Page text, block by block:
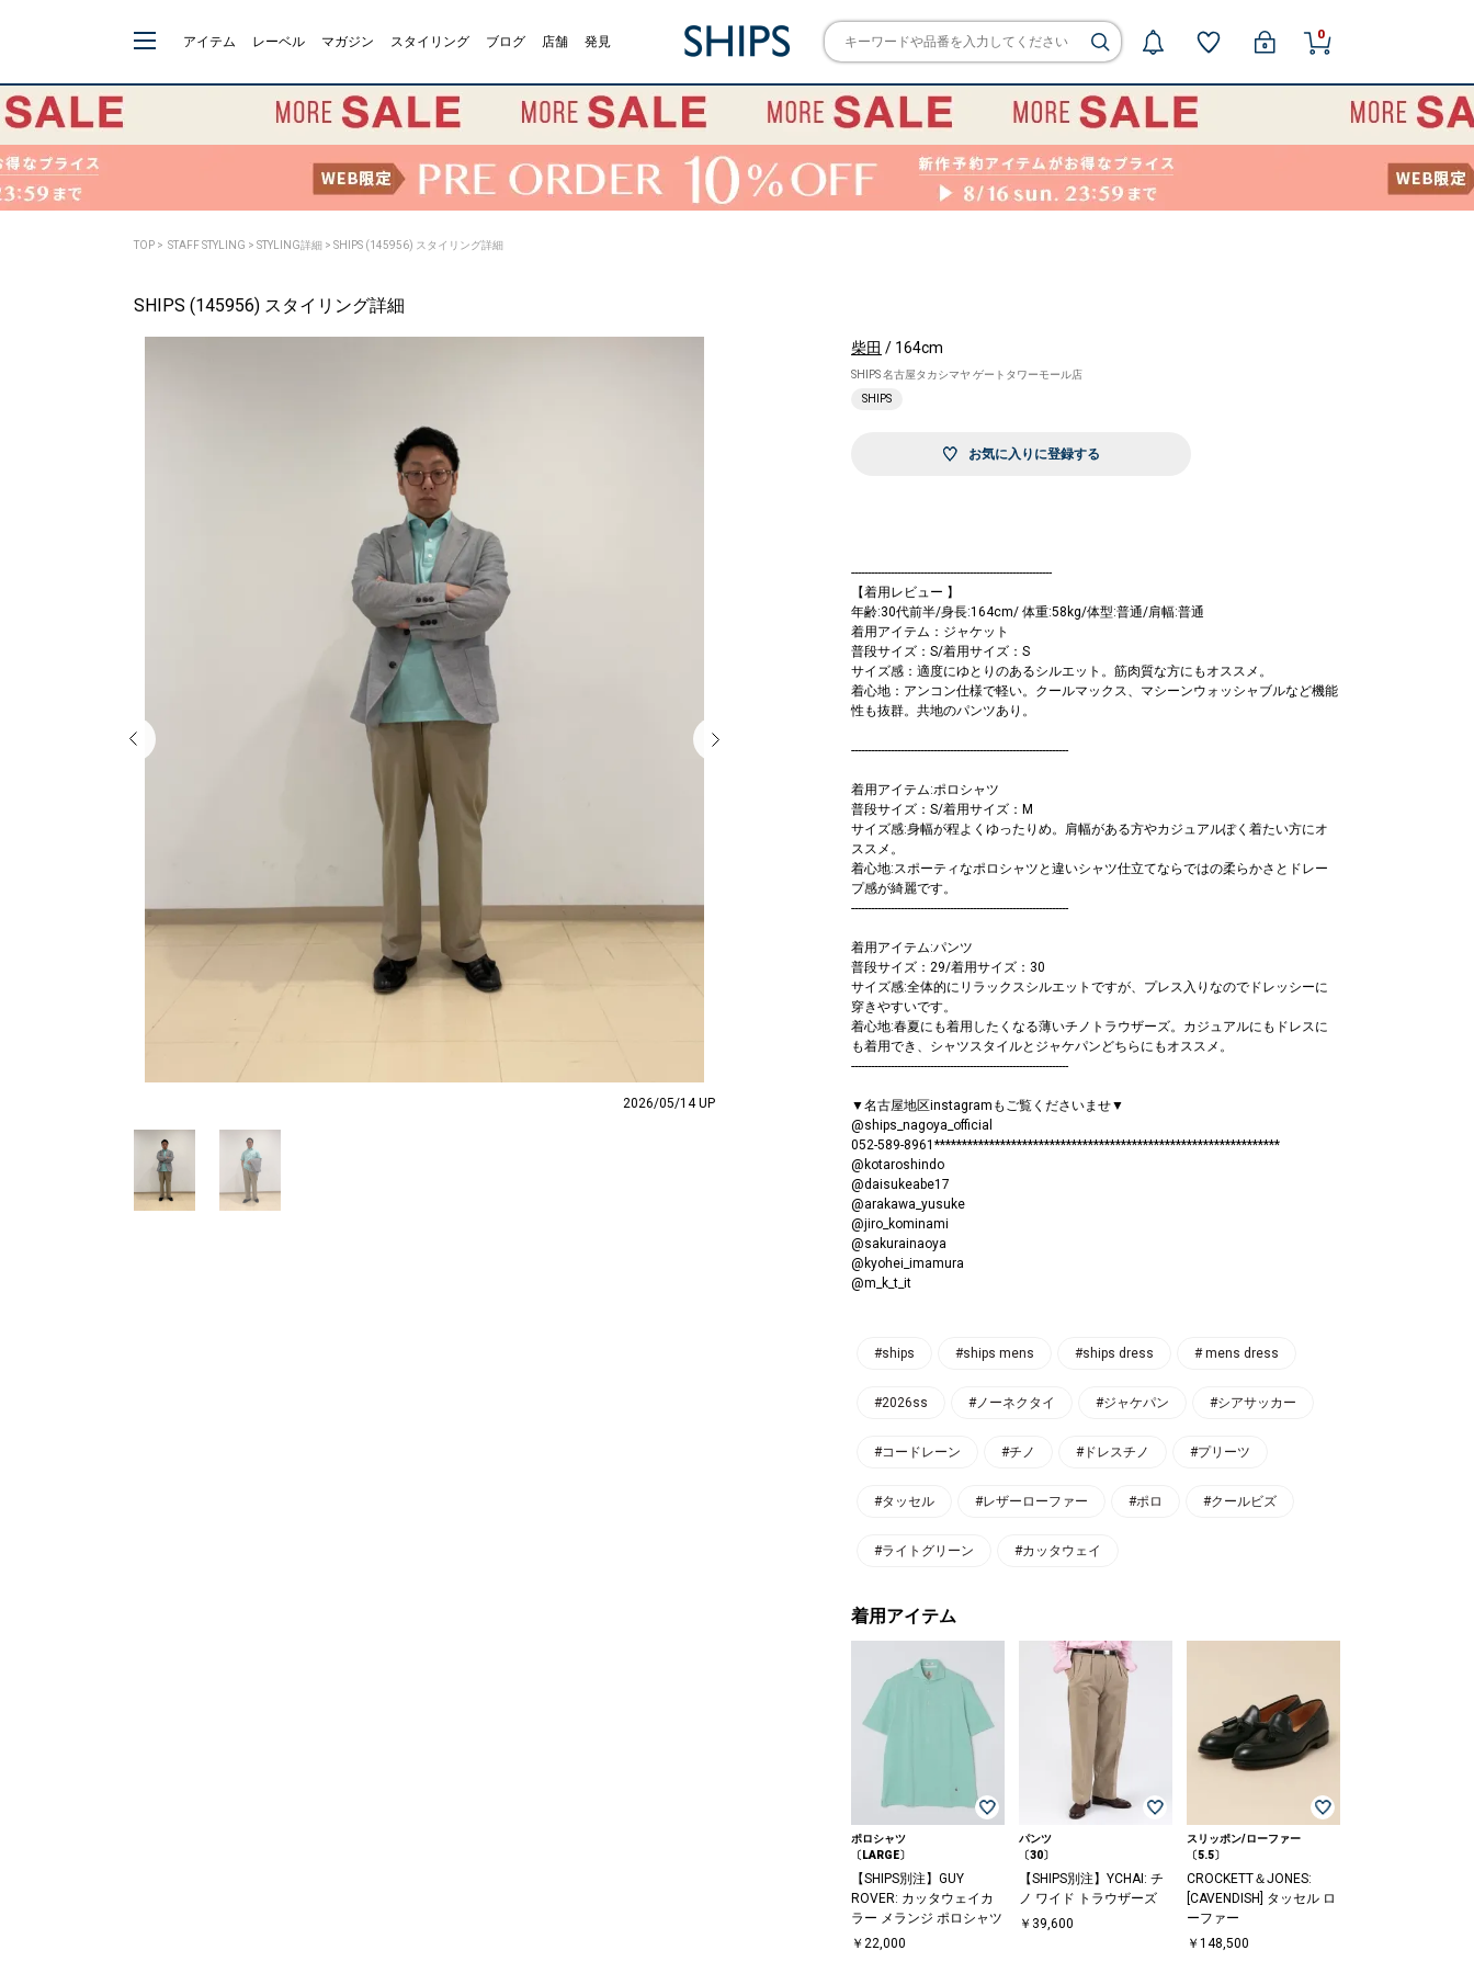
アイテム レーベル マガジン スタイリング ブログ 店舗 発見 0
TOP > STAFF STYLING > STYLING詳細 > SHIPS (145956) スタイリング詳細
SHIPS (145956) スタイリング詳細
2026/05/14 UP
柴田 / 164cm
SHIPS 名古屋タカシマヤ ゲートタワーモール店
SHIPS
お気に入りに登録する
-------------------------------------------------------------
【着用レビュー 】
年齢:30代前半/身長:164cm/ 体重:58kg/体型:普通/肩幅:普通
着用アイテム：ジャケット
普段サイズ：S/着用サイズ：S
サイズ感：適度にゆとりのあるシルエット。筋肉質な方にもオススメ。
着心地：アンコン仕様で軽い。クールマックス、マシーンウォッシャブルなど機能
性も抜群。共地のパンツあり。
------------------------------------------------------------------
着用アイテム:ポロシャツ
普段サイズ：S/着用サイズ：M
サイズ感:身幅が程よくゆったりめ。肩幅がある方やカジュアルぽく着たい方にオ
ススメ。
着心地:スポーティなポロシャツと違いシャツ仕立てならではの柔らかさとドレー
プ感が綺麗です。
------------------------------------------------------------------
着用アイテム:パンツ
普段サイズ：29/着用サイズ：30
サイズ感:全体的にリラックスシルエットですが、プレス入りなのでドレッシーに
穿きやすいです。
着心地:春夏にも着用したくなる薄いチノトラウザーズ。カジュアルにもドレスに
も着用でき、シャツスタイルとジャケパンどちらにもオススメ。
------------------------------------------------------------------
▼名古屋地区instagramもご覧くださいませ▼
@ships_nagoya_official
052-589-8961***************************************************************
@kotaroshindo
@daisukeabe17
@arakawa_yusuke
@jiro_kominami
@sakurainaoya
@kyohei_imamura
@m_k_t_it
#ships #ships mens #ships dress # mens dress
#2026ss #ノーネクタイ #ジャケパン #シアサッカー
#コードレーン #チノ #ドレスチノ #プリーツ
#タッセル #レザーローファー #ポロ #クールビズ
#ライトグリーン #カッタウェイ
着用アイテム
ポロシャツ
〔LARGE〕
【SHIPS別注】GUY
ROVER: カッタウェイカ
ラー メランジ ポロシャツ
￥22,000
パンツ
〔30〕
【SHIPS別注】YCHAI: チ
ノ ワイド トラウザーズ
￥39,600
スリッポン/ローファー
〔5.5〕
CROCKETT＆JONES:
[CAVENDISH] タッセル ロ
ーファー
￥148,500